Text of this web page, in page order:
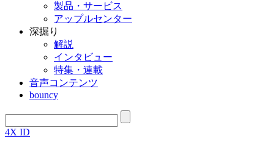
製品・サービス
アップルセンター
深掘り
解説
インタビュー
特集・連載
音声コンテンツ
bouncy
4X ID